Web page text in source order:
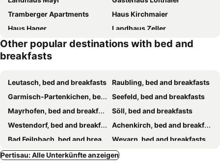
Tramberger Apartments
Haus Kirchmaier
Haus Hager
Landhaus Zeller
Other popular destinations with bed and
breakfasts
Leutasch, bed and breakfasts
Raubling, bed and breakfasts
Garmisch-Partenkichen, bed and breakfasts
Seefeld, bed and breakfasts
Mayrhofen, bed and breakfasts
Söll, bed and breakfasts
Westendorf, bed and breakfasts
Achenkirch, bed and breakfasts
Bad Feilnbach, bed and breakfasts
Weyarn, bed and breakfasts
Bad Wiessee, bed and breakfasts
Maurach-Eben, bed and breakfasts
Pertisau: Alle Unterkünfte anzeigen